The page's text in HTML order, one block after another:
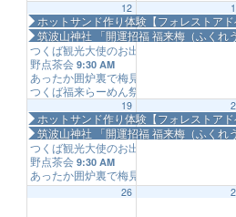
12
つくば観光大使のお出迎え
野点茶会 9:30 AM
あったか囲炉裏で梅見
つくば福来らーめん祭
ホットサンド作り体験【フォレストアド
筑波山神社 「開運招福 福来梅（ふくれ
19
つくば観光大使のお出迎え
野点茶会 9:30 AM
あったか囲炉裏で梅見
ホットサンド作り体験【フォレストアド
筑波山神社 「開運招福 福来梅（ふくれ
26